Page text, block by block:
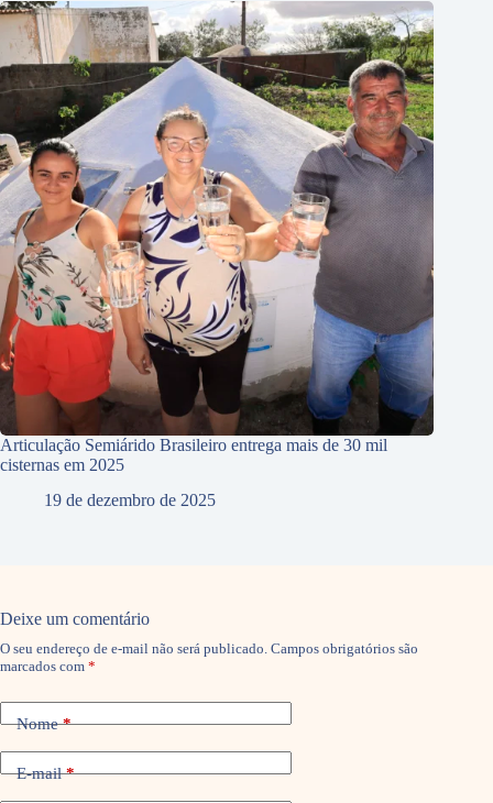
Articulação Semiárido Brasileiro entrega mais de 30 mil
cisternas em 2025
19 de dezembro de 2025
Deixe um comentário
O seu endereço de e-mail não será publicado. Campos obrigatórios são
marcados com *
Nome*
E-mail*